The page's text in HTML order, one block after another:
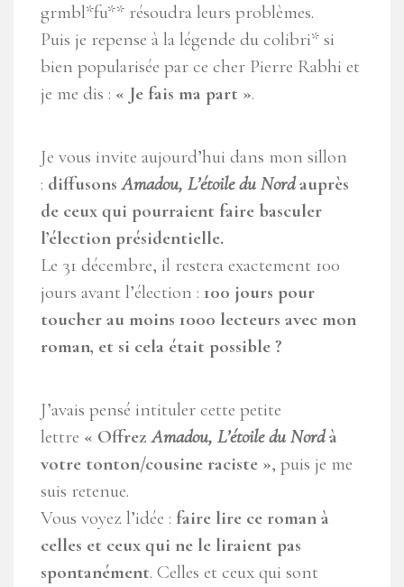
grmbl*fu** résoudra leurs problèmes.
Puis je repense à la légende du colibri* si
bien popularisée par ce cher Pierre Rabhi et
je me dis : « Je fais ma part ».
Je vous invite aujourd’hui dans mon sillon
: diffusonsAmadou, L’étoile du Nordauprès
de ceux qui pourraient faire basculer
l’élection présidentielle.
Le 31 décembre, il restera exactement 100
jours avant l’élection : 100 jours pour
toucher au moins 1000 lecteurs avec mon
roman, et si cela était possible ?
J’avais pensé intituler cette petite
lettre « OffrezAmadou, L’étoile du Nordà
votre tonton/cousine raciste », puis je me
suis retenue.
Vous voyez l’idée : faire lire ce roman à
celles et ceux qui ne le liraient pas
spontanément. Celles et ceux qui sont